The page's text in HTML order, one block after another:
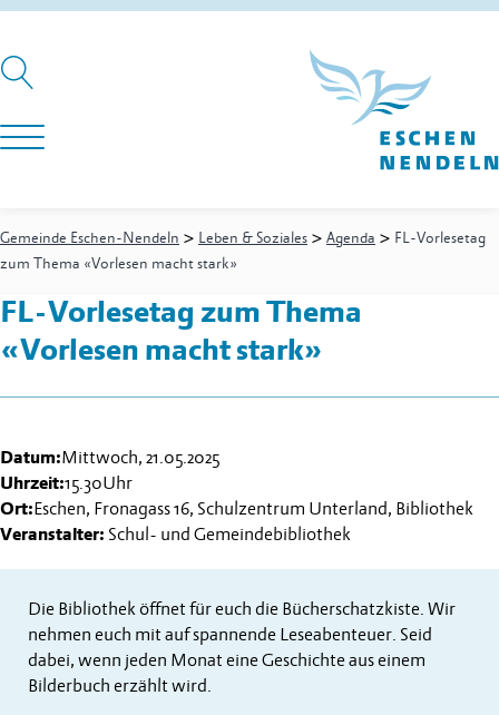
Gemeinde Eschen-Nendeln > Leben & Soziales > Agenda > FL-Vorlesetag
zum Thema «Vorlesen macht stark»
FL-Vorlesetag zum Thema
«Vorlesen macht stark»
Datum:Mittwoch, 21.05.2025
Uhrzeit:15.30Uhr
Ort:Eschen, Fronagass 16, Schulzentrum Unterland, Bibliothek
Veranstalter: Schul- und Gemeindebibliothek
Die Bibliothek öffnet für euch die Bücherschatzkiste. Wir
nehmen euch mit auf spannende Leseabenteuer. Seid
dabei, wenn jeden Monat eine Geschichte aus einem
Bilderbuch erzählt wird.